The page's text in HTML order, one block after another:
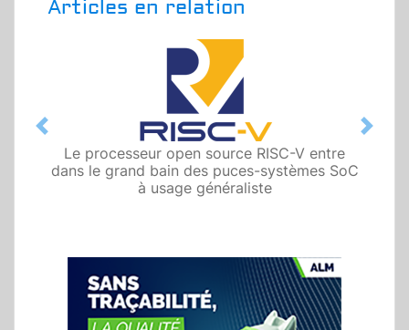
Articles en relation
Le processeur open source RISC-V entre
dans le grand bain des puces-systèmes SoC
à usage généraliste
Previous Next